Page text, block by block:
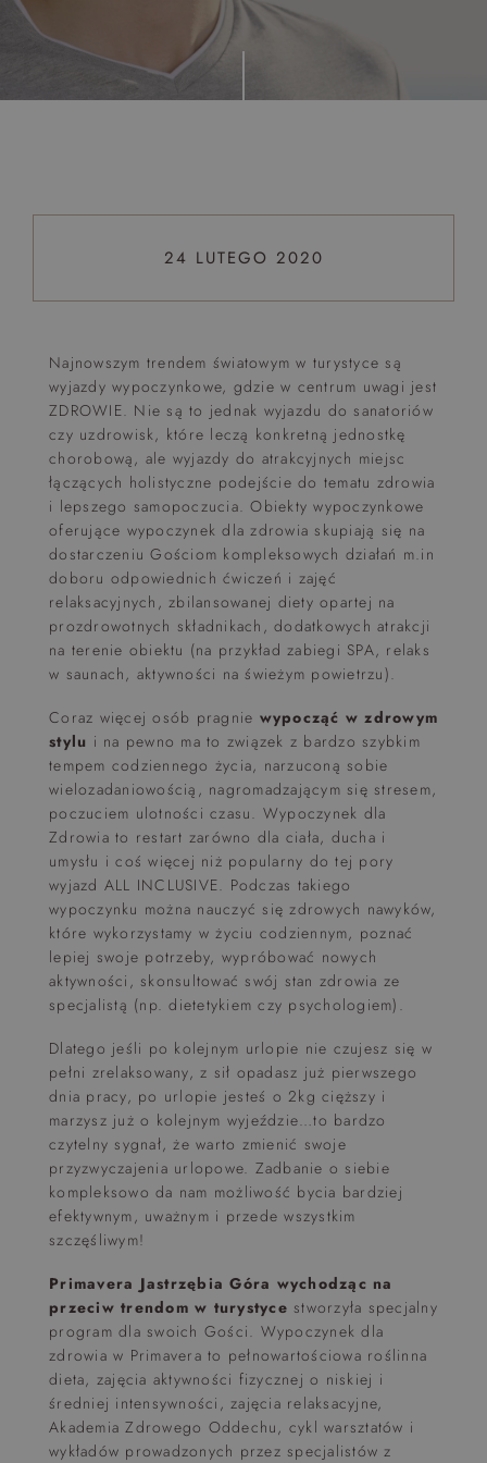
Top 5 bestsellers
WAKACJE nad morzem - Wyspa Skarbów - Pełne
24 LUTEGO 2020
Najnowszym trendem światowym w turystyce są
wyjazdy wypoczynkowe, gdzie w centrum uwagi jest
ZDROWIE. Nie są to jednak wyjazdu do sanatoriów
czy uzdrowisk, które leczą konkretną jednostkę
chorobową, ale wyjazdy do atrakcyjnych miejsc
łączących holistyczne podejście do tematu zdrowia
i lepszego samopoczucia. Obiekty wypoczynkowe
oferujące wypoczynek dla zdrowia skupiają się na
dostarczeniu Gościom kompleksowych działań m.in
doboru odpowiednich ćwiczeń i zajęć
relaksacyjnych, zbilansowanej diety opartej na
prozdrowotnych składnikach, dodatkowych atrakcji
na terenie obiektu (na przykład zabiegi SPA, relaks
w saunach, aktywności na świeżym powietrzu).
Coraz więcej osób pragnie wypocząć w zdrowym
stylu i na pewno ma to związek z bardzo szybkim
tempem codziennego życia, narzuconą sobie
wielozadaniowością, nagromadzającym się stresem,
poczuciem ulotności czasu. Wypoczynek dla
Zdrowia to restart zarówno dla ciała, ducha i
umysłu i coś więcej niż popularny do tej pory
wyjazd ALL INCLUSIVE. Podczas takiego
wypoczynku można nauczyć się zdrowych nawyków,
które wykorzystamy w życiu codziennym, poznać
lepiej swoje potrzeby, wypróbować nowych
aktywności, skonsultować swój stan zdrowia ze
specjalistą (np. dietetykiem czy psychologiem).
Dlatego jeśli po kolejnym urlopie nie czujesz się w
pełni zrelaksowany, z sił opadasz już pierwszego
dnia pracy, po urlopie jesteś o 2kg cięższy i
marzysz już o kolejnym wyjeździe…to bardzo
czytelny sygnał, że warto zmienić swoje
przyzwyczajenia urlopowe. Zadbanie o siebie
kompleksowo da nam możliwość bycia bardziej
efektywnym, uważnym i przede wszystkim
szczęśliwym!
Primavera Jastrzębia Góra wychodząc na
przeciw trendom w turystyce stworzyła specjalny
program dla swoich Gości. Wypoczynek dla
zdrowia w Primavera to pełnowartościowa roślinna
dieta, zajęcia aktywności fizycznej o niskiej i
średniej intensywności, zajęcia relaksacyjne,
Akademia Zdrowego Oddechu, cykl warsztatów i
wykładów prowadzonych przez specjalistów z